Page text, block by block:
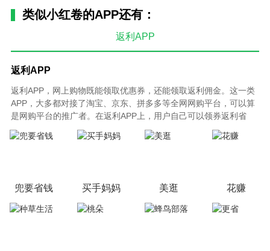
类似小红卷的APP还有：
返利APP
返利APP
返利APP，网上购物既能领取优惠券，还能领取返利佣金。这一类
APP，大多都对接了淘宝、京东、拼多多等全网网购平台，可以算
是网购平台的推广者。在返利APP上，用户自己可以领券返利省
钱，也可以通过打造自己的推广团队赚钱。此类APP，是互联网上
创业类APP不可多得的一类。
兜要省钱 买手妈妈 美逛 花赚